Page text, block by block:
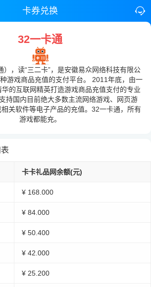
卡券兑换
32一卡通
），读“三二卡”，是安徽易众网络科技有限公
游戏商品充值的支付平台。 2011年底，由一
的互联网精英打造游戏商品充值支付的专业
持国内目前绝大多数主流网络游戏、网页游
关软件等电子产品的充值。32一卡通，所有
游戏都能充。
卡卡礼品网余额(元)
¥ 168.000
¥ 84.000
¥ 50.400
¥ 42.000
¥ 25.200